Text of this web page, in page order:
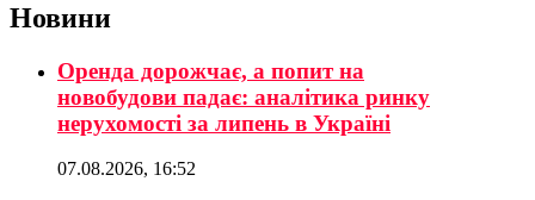
Новини
Оренда дорожчає, а попит на
новобудови падає: аналітика ринку
нерухомості за липень в Україні
07.08.2026, 16:52